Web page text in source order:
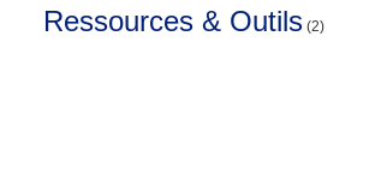
Ressources & Outils (2)